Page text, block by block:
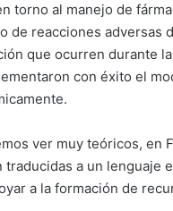
torno al manejo de
de reacciones adversas
que ocurren durante
con éxito el
ver muy teóricos, en
a un lenguaje
a la formación de